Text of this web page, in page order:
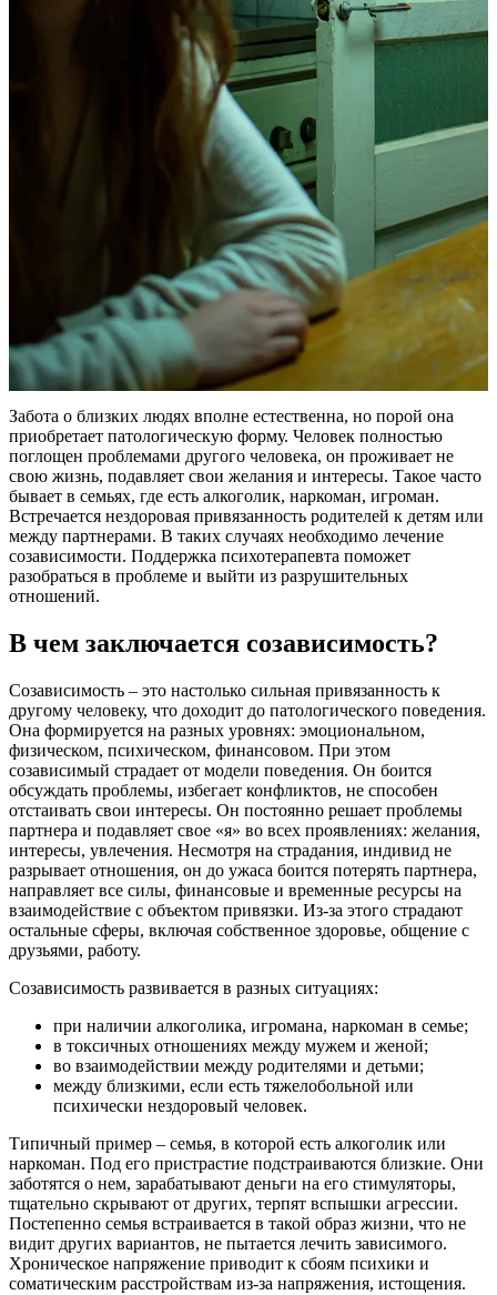
Забота о близких людях вполне естественна, но порой она
приобретает патологическую форму. Человек полностью
поглощен проблемами другого человека, он проживает не
свою жизнь, подавляет свои желания и интересы. Такое часто
бывает в семьях, где есть алкоголик, наркоман, игроман.
Встречается нездоровая привязанность родителей к детям или
между партнерами. В таких случаях необходимо лечение
созависимости. Поддержка психотерапевта поможет
разобраться в проблеме и выйти из разрушительных
отношений.
В чем заключается созависимость?
Созависимость – это настолько сильная привязанность к
другому человеку, что доходит до патологического поведения.
Она формируется на разных уровнях: эмоциональном,
физическом, психическом, финансовом. При этом
созависимый страдает от модели поведения. Он боится
обсуждать проблемы, избегает конфликтов, не способен
отстаивать свои интересы. Он постоянно решает проблемы
партнера и подавляет свое «я» во всех проявлениях: желания,
интересы, увлечения. Несмотря на страдания, индивид не
разрывает отношения, он до ужаса боится потерять партнера,
направляет все силы, финансовые и временные ресурсы на
взаимодействие с объектом привязки. Из-за этого страдают
остальные сферы, включая собственное здоровье, общение с
друзьями, работу.
Созависимость развивается в разных ситуациях:
при наличии алкоголика, игромана, наркоман в семье;
в токсичных отношениях между мужем и женой;
во взаимодействии между родителями и детьми;
между близкими, если есть тяжелобольной или
психически нездоровый человек.
Типичный пример – семья, в которой есть алкоголик или
наркоман. Под его пристрастие подстраиваются близкие. Они
заботятся о нем, зарабатывают деньги на его стимуляторы,
тщательно скрывают от других, терпят вспышки агрессии.
Постепенно семья встраивается в такой образ жизни, что не
видит других вариантов, не пытается лечить зависимого.
Хроническое напряжение приводит к сбоям психики и
соматическим расстройствам из-за напряжения, истощения.